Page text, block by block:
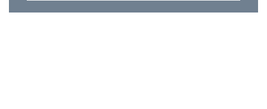
REVISIONS
13